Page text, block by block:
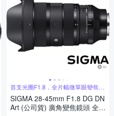
首支光圈F1.8，全片幅微單眼變焦鏡
頭
SIGMA 28-45mm F1.8 DG DN
Art (公司貨) 廣角變焦鏡頭 全片